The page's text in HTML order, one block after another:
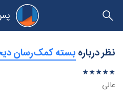
حریم
نظر درباره‫بسته کمک‌رسان
★★★★★
★
★
★
★
★
عالی